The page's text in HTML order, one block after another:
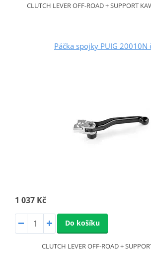
CLUTCH LEVER OFF-ROAD + SUPPORT
Páčka spojky PUIG 20010N
1 037 Kč
Do košíku
CLUTCH LEVER OFF-ROAD +